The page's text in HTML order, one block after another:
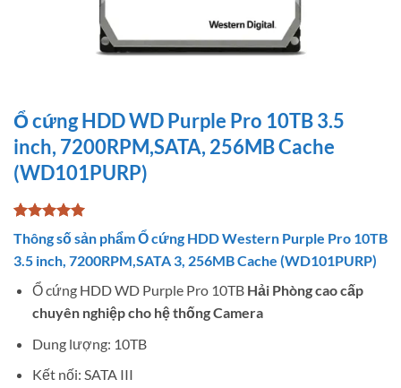
Ổ cứng HDD WD Purple Pro 10TB 3.5
inch, 7200RPM,SATA, 256MB Cache
(WD101PURP)
5trên 5
dựa trên
5
đánh giá
Thông số sản phẩm Ổ cứng HDD Western Purple Pro 10TB
3.5 inch, 7200RPM,SATA 3, 256MB Cache (WD101PURP)
Ổ cứng HDD WD Purple Pro 10TB Hải Phòng cao cấp
chuyên nghiệp cho hệ thống Camera
Dung lượng: 10TB
Kết nối: SATA III